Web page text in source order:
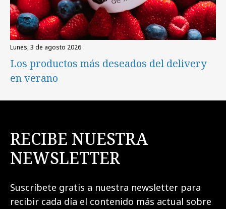
lunes, 3 de agosto 2026
Los productos más deseados del delivery
en verano
RECIBE NUESTRA
NEWSLETTER
Suscríbete gratis a nuestra newsletter para
recibir cada día el contenido más actual sobre